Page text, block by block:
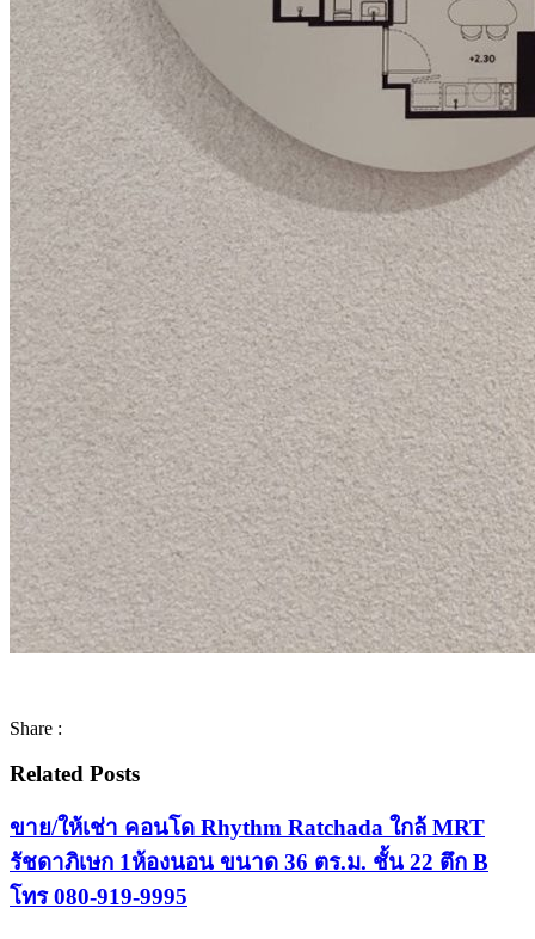
Share :
Related Posts
ขาย/ให้เช่า คอนโด Rhythm Ratchada ใกล้ MRT
รัชดาภิเษก 1ห้องนอน ขนาด 36 ตร.ม. ชั้น 22 ตึก B
โทร 080-919-9995